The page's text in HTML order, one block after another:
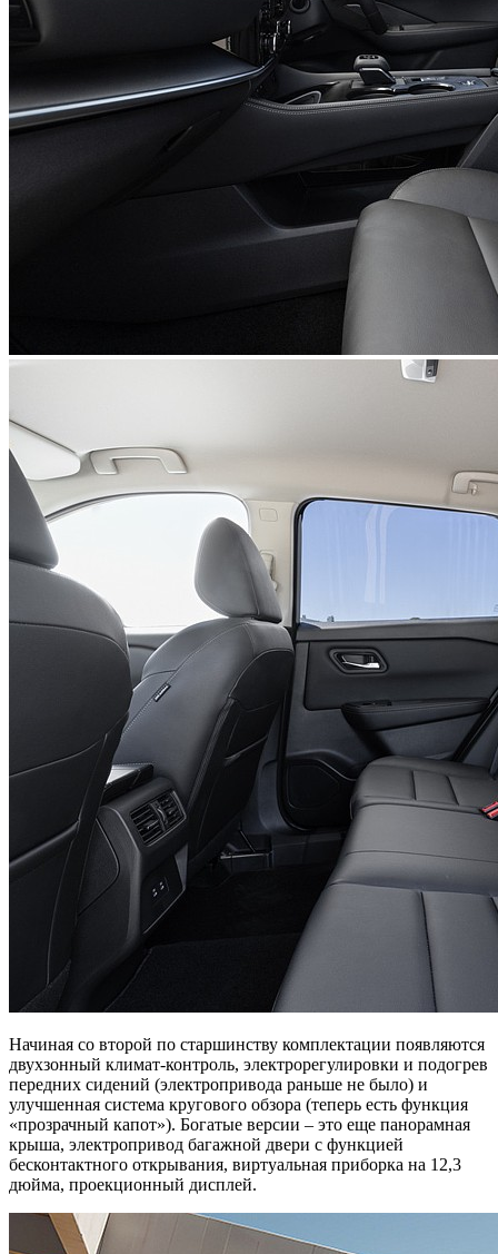
Начиная со второй по старшинству комплектации появляются
двухзонный климат-контроль, электрорегулировки и подогрев
передних сидений (электропривода раньше не было) и
улучшенная система кругового обзора (теперь есть функция
«прозрачный капот»). Богатые версии – это еще панорамная
крыша, электропривод багажной двери с функцией
бесконтактного открывания, виртуальная приборка на 12,3
дюйма, проекционный дисплей.